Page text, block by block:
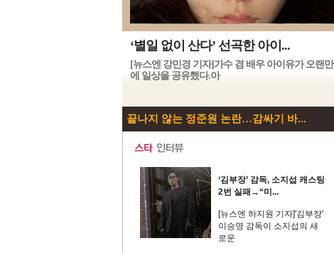
‘별일 없이 산다’ 선곡한 아이...
[뉴스엔 강민경 기자]가수 겸 배우 아이유가 오랜만
에 일상을 공유했다.아
끝나지 않는 정준원 논란…감싸기 바...
‘김부장’ 감독, 소지섭 캐스팅
2번 실패→“미...
[뉴스엔 하지원 기자]'김부장'
이승영 감독이 소지섭의 새
로운